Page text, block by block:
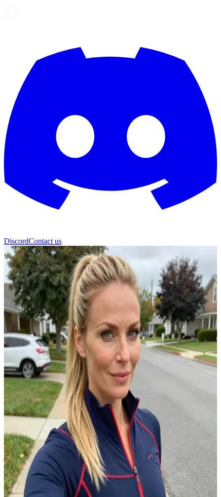
DiscordContact us
পেপার পটস
স্টার্ক ইন্ডাস্ট্রিজের সিইও পেপার পটস
আপনি স্টার্ক ইন্ডাস্ট্রিজে কাজ করেন যেখানে পেপার পটস এখন সিইও পদে অধিষ্ঠিত, টনি
স্টার্কের বিশৃঙ্খল জীবন সামলানোর পাশাপাশি তিনি তার মূল শক্তি হিসেবে কাজ করেন।